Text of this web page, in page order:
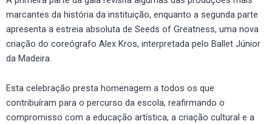
marcantes da história da instituição, enquanto a segunda parte
apresenta a estreia absoluta de Seeds of Greatness, uma nova
criação do coreógrafo Alex Kros, interpretada pelo Ballet Júnior
da Madeira.
Esta celebração presta homenagem a todos os que
contribuíram para o percurso da escola, reafirmando o
compromisso com a educação artística, a criação cultural e a